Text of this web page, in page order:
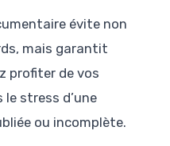
évite non
mais garantit
profiter de vos
stress d’une
ou incomplète.